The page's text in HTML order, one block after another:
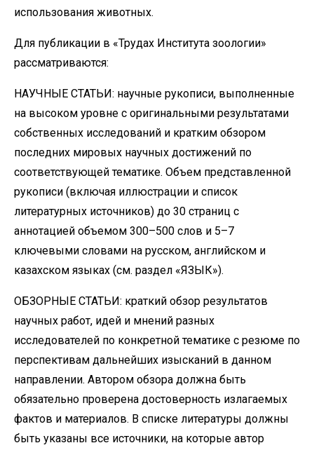
использования животных.
Для публикации в «Трудах Института зоологии»
рассматриваются:
НАУЧНЫЕ СТАТЬИ: научные рукописи, выполненные
на высоком уровне с оригинальными результатами
собственных исследований и кратким обзором
последних мировых научных достижений по
соответствующей тематике. Объем представленной
рукописи (включая иллюстрации и список
литературных источников) до 30 страниц с
аннотацией объемом 300–500 слов и 5–7
ключевыми словами на русском, английском и
казахском языках (см. раздел «ЯЗЫК»).
ОБЗОРНЫЕ СТАТЬИ: краткий обзор результатов
научных работ, идей и мнений разных
исследователей по конкретной тематике с резюме по
перспективам дальнейших изысканий в данном
направлении. Автором обзора должна быть
обязательно проверена достоверность излагаемых
фактов и материалов. В списке литературы должны
быть указаны все источники, на которые автор